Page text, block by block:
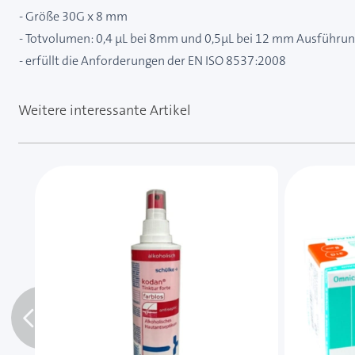
- Größe 30G x 8 mm
- Totvolumen: 0,4 µL bei 8mm und 0,5µL bei 12 mm
- erfüllt die Anforderungen der EN ISO 8537:2008
Weitere interessante Artikel